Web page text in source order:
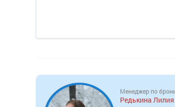
Менеджер по
Редькина Лилия